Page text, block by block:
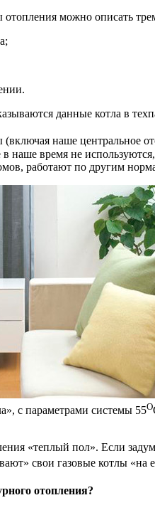
можно описать
данные котла в
наше центральное
в наше время не
работают по другим
с параметрами системы 55О
«теплый пол». Если
свои газовые котлы
отопления?